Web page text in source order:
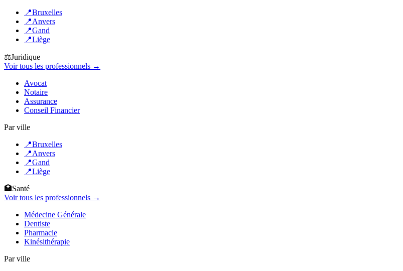
📍Bruxelles
📍Anvers
📍Gand
📍Liège
⚖️Juridique
Voir tous les professionnels →
Avocat
Notaire
Assurance
Conseil Financier
Par ville
📍Bruxelles
📍Anvers
📍Gand
📍Liège
🏥Santé
Voir tous les professionnels →
Médecine Générale
Dentiste
Pharmacie
Kinésithérapie
Par ville